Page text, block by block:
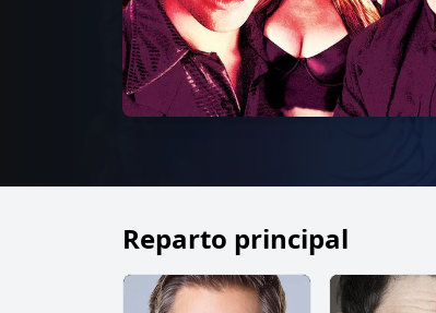
Reparto principal